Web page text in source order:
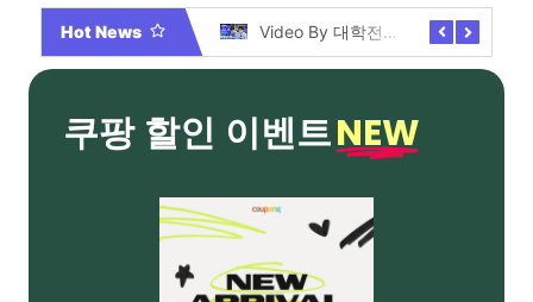
Hot News Video By 대학전쟁 시즌 3 전편 공개 완료!
쿠팡 할인 이벤트NEW